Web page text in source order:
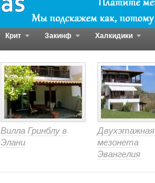
Крит Закинф Халкидики
Вилла Гринблу в
Элани
Двухэтажная
мезонета
Эвангелия